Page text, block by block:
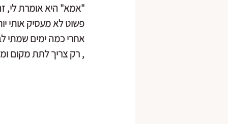
"אמא" היא אומרת לי,
פשוט לא מעסיק אותי
אחרי כמה ימים שמתי
, רק צריך לתת מקום